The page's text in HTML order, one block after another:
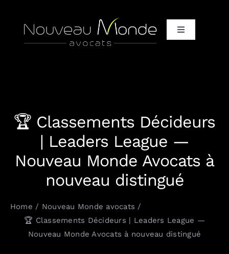
contenu
Toggle
Qui / Notre équipe d’avocats
Qui / Nos clients et partenaires
Comment / Vos défis, nos solutions
🏆 Classements Décideurs
| Leaders League —
Nouveau Monde Avocats à
nouveau distingué
Home
Nouveau Monde avocats
🏆 Classements Décideurs | Leaders League —
Nouveau Monde Avocats à nouveau distingué